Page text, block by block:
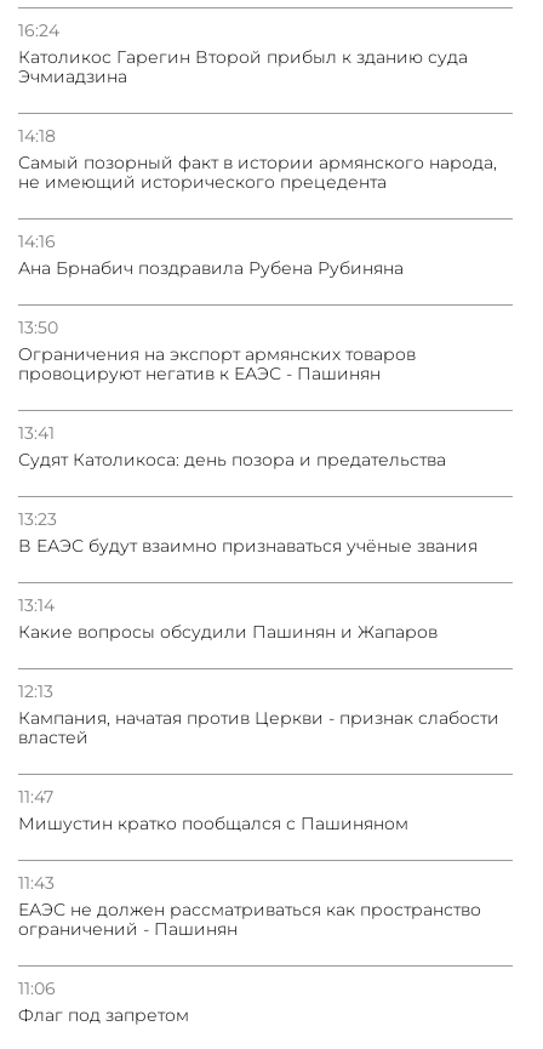
16:24
Католикос Гарегин Второй прибыл к зданию суда
Эчмиадзина
14:18
Самый позорный факт в истории армянского народа,
не имеющий исторического прецедента
14:16
Ана Брнабич поздравила Рубена Рубиняна
13:50
Oграничения на экспорт армянских товаров
провоцируют негатив к ЕАЭС - Пашинян
13:41
Судят Католикоса: день позора и предательства
13:23
В ЕАЭС будут взаимно признаваться учёные звания
13:14
Какие вопросы обсудили Пашинян и Жапаров
12:13
Кампания, начатая против Церкви - признак слабости
властей
11:47
Мишустин кратко пообщался с Пашиняном
11:43
ЕАЭС не должен рассматриваться как пространство
ограничений - Пашинян
11:06
Флаг под запретом